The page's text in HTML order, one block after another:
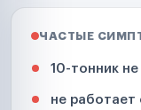
ЧАСТЫЕ
10-тонник не
не работает